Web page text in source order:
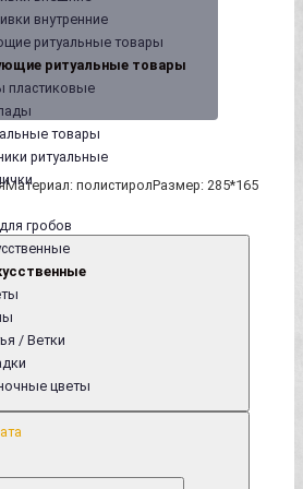
внутренние
ритуальные товары
ритуальные товары
пластиковые
товары
ритуальные
гробов
/ Ветки
цветы
полистиролРазмер: 285*165